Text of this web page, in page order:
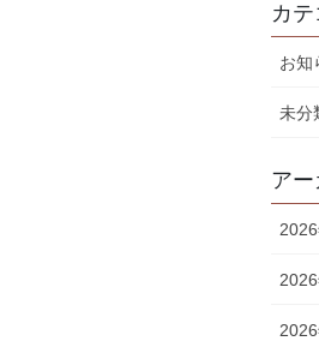
カ
お知
未分
ア